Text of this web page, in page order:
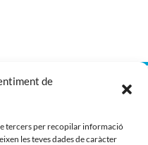
de
tercers per recopilar informació
les teves dades de caràcter